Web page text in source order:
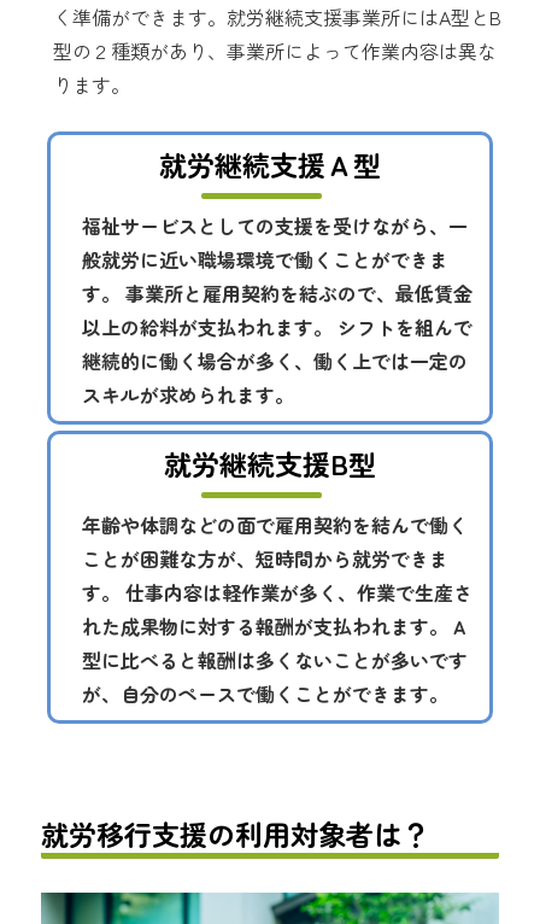
く準備ができます。就労継続支援事業所にはA型とB
型の２種類があり、事業所によって作業内容は異な
ります。
就労継続支援Ａ型
福祉サービスとしての支援を受けながら、一
般就労に近い職場環境で働くことができま
す。 事業所と雇用契約を結ぶので、最低賃金
以上の給料が支払われます。 シフトを組んで
継続的に働く場合が多く、働く上では一定の
スキルが求められます。
就労継続支援B型
年齢や体調などの面で雇用契約を結んで働く
ことが困難な方が、短時間から就労できま
す。 仕事内容は軽作業が多く、作業で生産さ
れた成果物に対する報酬が支払われます。 A
型に比べると報酬は多くないことが多いです
が、自分のペースで働くことができます。
就労移行支援の利用対象者は？